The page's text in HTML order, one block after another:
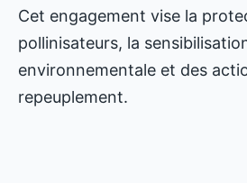
Cet engagement vise la
pollinisateurs, la
environnementale et des
repeuplement.